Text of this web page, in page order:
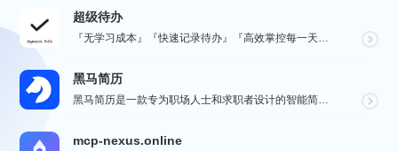
超级待办
『无学习成本』『快速记录待办』『高效掌控每一天』『桌面小组件交互』『自动数据同步备份』
黑马简历
黑马简历是一款专为职场人士和求职者设计的智能简历助手，旨在帮助用户快速打造专业、高效的求职简历。通过...
mcp-nexus.online